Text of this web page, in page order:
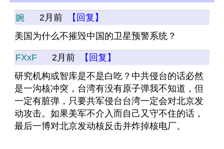
婉 2月前
【回复】
美国为什么不摧毁中国的卫星预警系统？
FXxF 2月前
【回复】
研究机构或智库是不是白吃？中共侵台的话必然
是一沟核冲突，台湾有没有原子弹我不知道，但
一定有脏弹，只要共军侵台台湾一定会对北京发
动攻击。如果美军不介入而自己又守不住的话，
最后一博对北京发动核反击并炸掉核电厂。